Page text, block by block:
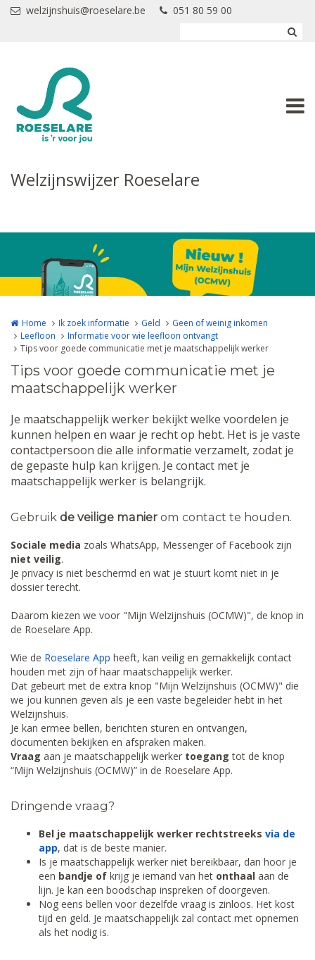
Overslaan en naar de inhoud gaan
welzijnshuis@roeselare.be 051 80 59 00
Welzijnswijzer Roeselare
Home Ik zoek informatie Geld
Geen of weinig inkomen
Leefloon
Informatie voor wie leefloon ontvangt
Tips voor goede communicatie met je maatschappelijk werker
Tips voor goede communicatie met je
maatschappelijk werker
Je maatschappelijk werker bekijkt welke voordelen je
kunnen helpen en waar je recht op hebt. Het is je vaste
contactpersoon die alle informatie verzamelt, zodat je
de gepaste hulp kan krijgen. Je contact met je
maatschappelijk werker is belangrijk.
Gebruik de veilige manier om contact te houden.
Sociale media zoals WhatsApp, Messenger of Facebook zijn
niet veilig.
Je privacy is niet beschermd en wat je stuurt komt niet in je
dossier terecht.
Daarom kiezen we voor "Mijn Welzijnshuis (OCMW)", de knop in
de Roeselare App.
Wie de Roeselare App heeft, kan veilig en gemakkelijk contact
houden met zijn of haar maatschappelijk werker.
Dat gebeurt met de extra knop "Mijn Welzijnshuis (OCMW)" die
we jou kunnen geven als je een vaste begeleider hebt in het
Welzijnshuis.
Je kan ermee bellen, berichten sturen en ontvangen,
documenten bekijken en afspraken maken.
Vraag aan je maatschappelijk werker toegang tot de knop
“Mijn Welzijnshuis (OCMW)” in de Roeselare App.
Dringende vraag?
Bel je maatschappelijk werker rechtstreeks via de
app, dat is de beste manier.
Is je maatschappelijk werker niet bereikbaar, dan hoor je
een bandje of krijg je iemand van het onthaal aan de
lijn. Je kan een boodschap inspreken of doorgeven.
Nog eens bellen voor dezelfde vraag is zinloos. Het kost
tijd en geld. Je maatschappelijk zal contact met opnemen
als het nodig is.